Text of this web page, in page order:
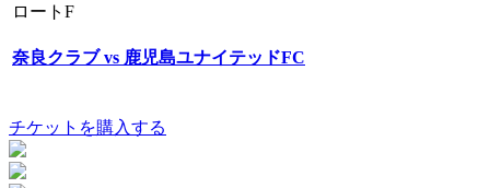
ロートF
奈良クラブ vs 鹿児島ユナイテッドFC
チケットを購入する